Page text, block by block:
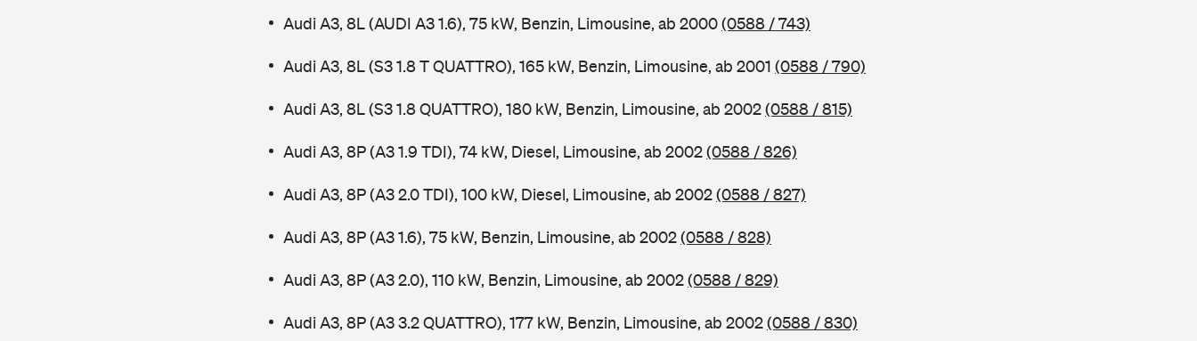
Audi A3, 8L (AUDI A3 1.6), 75 kW, Benzin, Limousine, ab 2000(0588 / 743)
Audi A3, 8L (S3 1.8 T QUATTRO), 165 kW, Benzin, Limousine, ab 2001 (0588 / 790)
Audi A3, 8L (S3 1.8 QUATTRO), 180 kW, Benzin, Limousine, ab 2002(0588 / 815)
Audi A3, 8P (A3 1.9 TDI), 74 kW, Diesel, Limousine, ab 2002(0588 / 826)
Audi A3, 8P (A3 2.0 TDI), 100 kW, Diesel, Limousine, ab 2002(0588 / 827)
Audi A3, 8P (A3 1.6), 75 kW, Benzin, Limousine, ab 2002(0588 / 828)
Audi A3, 8P (A3 2.0), 110 kW, Benzin, Limousine, ab 2002(0588 / 829)
Audi A3, 8P (A3 3.2 QUATTRO), 177 kW, Benzin, Limousine, ab 2002(0588 / 830)